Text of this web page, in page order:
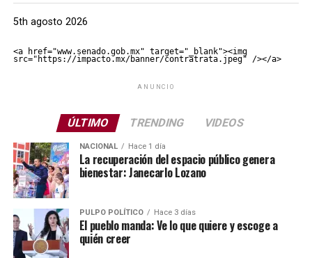
5th agosto 2026
<a href="www.senado.gob.mx" target="_blank"><img
src="https://impacto.mx/banner/contratrata.jpeg" /></a>
ANUNCIO
ÚLTIMO TRENDING VIDEOS
NACIONAL Hace 1 día
La recuperación del espacio público genera
bienestar: Janecarlo Lozano
PULPO POLÍTICO Hace 3 días
El pueblo manda: Ve lo que quiere y escoge a
quién creer